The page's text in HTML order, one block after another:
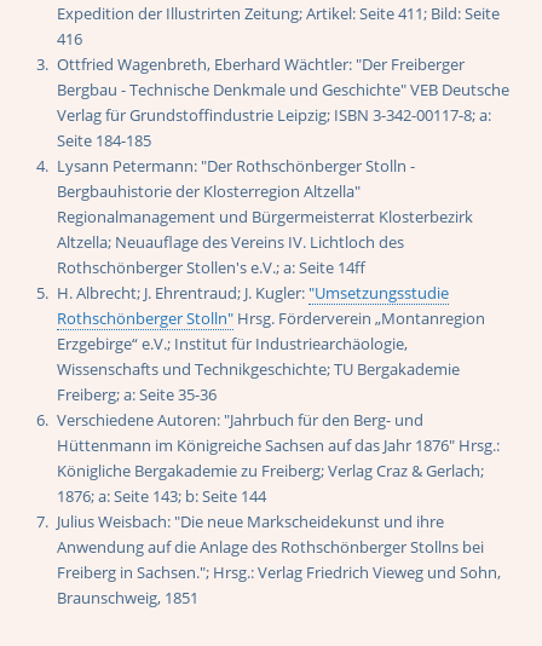
Expedition der Illustrirten Zeitung; Artikel: Seite 411; Bild: Seite
416
Ottfried Wagenbreth, Eberhard Wächtler: "Der Freiberger
Bergbau - Technische Denkmale und Geschichte" VEB Deutsche
Verlag für Grundstoffindustrie Leipzig; ISBN 3-342-00117-8; a:
Seite 184-185
Lysann Petermann: "Der Rothschönberger Stolln -
Bergbauhistorie der Klosterregion Altzella"
Regionalmanagement und Bürgermeisterrat Klosterbezirk
Altzella; Neuauflage des Vereins IV. Lichtloch des
Rothschönberger Stollen's e.V.; a: Seite 14ff
H. Albrecht; J. Ehrentraud; J. Kugler:"Umsetzungsstudie
Rothschönberger Stolln"Hrsg. Förderverein „Montanregion
Erzgebirge“ e.V.; Institut für Industriearchäologie,
Wissenschafts und Technikgeschichte; TU Bergakademie
Freiberg; a: Seite 35-36
Verschiedene Autoren: "Jahrbuch für den Berg- und
Hüttenmann im Königreiche Sachsen auf das Jahr 1876" Hrsg.:
Königliche Bergakademie zu Freiberg; Verlag Craz & Gerlach;
1876; a: Seite 143; b: Seite 144
Julius Weisbach: "Die neue Markscheidekunst und ihre
Anwendung auf die Anlage des Rothschönberger Stollns bei
Freiberg in Sachsen."; Hrsg.: Verlag Friedrich Vieweg und Sohn,
Braunschweig, 1851